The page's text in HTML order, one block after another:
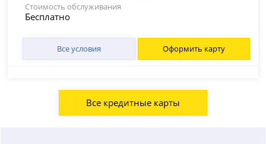
Стоимость обслуживания
Бесплатно
Все условия Оформить карту
Все кредитные карты